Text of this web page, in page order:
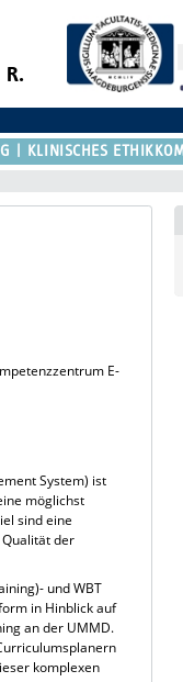
R.
KLINISCHES
E-
System) ist
möglichst
sind eine
der
und WBT
in Hinblick auf
an der UMMD.
komplexen